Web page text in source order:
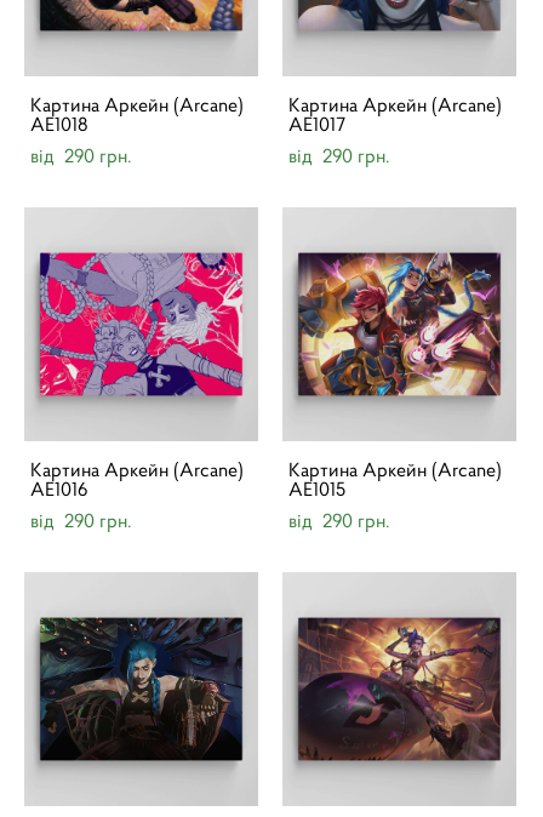
Картина Аркейн (Arcane)
AE1018
від 290 грн.
Картина Аркейн (Arcane)
AE1017
від 290 грн.
Картина Аркейн (Arcane)
AE1016
від 290 грн.
Картина Аркейн (Arcane)
AE1015
від 290 грн.